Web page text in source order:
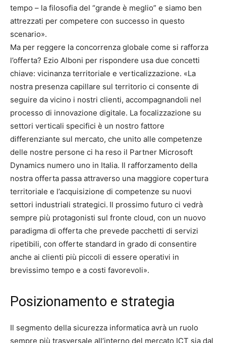
tempo – la filosofia del “grande è meglio” e siamo ben
attrezzati per competere con successo in questo
scenario».
Ma per reggere la concorrenza globale come si rafforza
l’offerta? Ezio Alboni per rispondere usa due concetti
chiave: vicinanza territoriale e verticalizzazione. «La
nostra presenza capillare sul territorio ci consente di
seguire da vicino i nostri clienti, accompagnandoli nel
processo di innovazione digitale. La focalizzazione su
settori verticali specifici è un nostro fattore
differenziante sul mercato, che unito alle competenze
delle nostre persone ci ha reso il Partner Microsoft
Dynamics numero uno in Italia. Il rafforzamento della
nostra offerta passa attraverso una maggiore copertura
territoriale e l’acquisizione di competenze su nuovi
settori industriali strategici. Il prossimo futuro ci vedrà
sempre più protagonisti sul fronte cloud, con un nuovo
paradigma di offerta che prevede pacchetti di servizi
ripetibili, con offerte standard in grado di consentire
anche ai clienti più piccoli di essere operativi in
brevissimo tempo e a costi favorevoli».
Posizionamento e strategia
Il segmento della sicurezza informatica avrà un ruolo
sempre più trasversale all’interno del mercato ICT sia dal